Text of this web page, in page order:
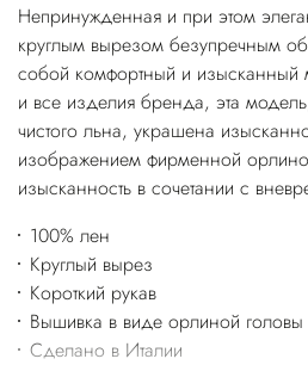
Непринужденная и при этом
круглым вырезом безупречным
собой комфортный и изысканный
и все изделия бренда, эта
чистого льна, украшена
изображением фирменной
изысканность в сочетании с
100% лен
Круглый вырез
Короткий рукав
Вышивка в виде орлиной головы
Сделано в Италии